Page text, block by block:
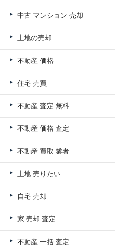
中古 マンション 売却
土地の売却
不動産 価格
住宅 売買
不動産 査定 無料
不動産 価格 査定
不動産 買取 業者
土地 売りたい
自宅 売却
家 売却 査定
不動産 一括 査定